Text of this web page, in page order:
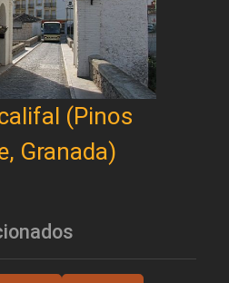
(Pinos
Granada)